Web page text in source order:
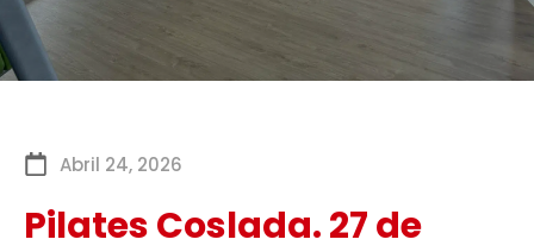
Abril 24, 2026
Pilates Coslada. 27 de